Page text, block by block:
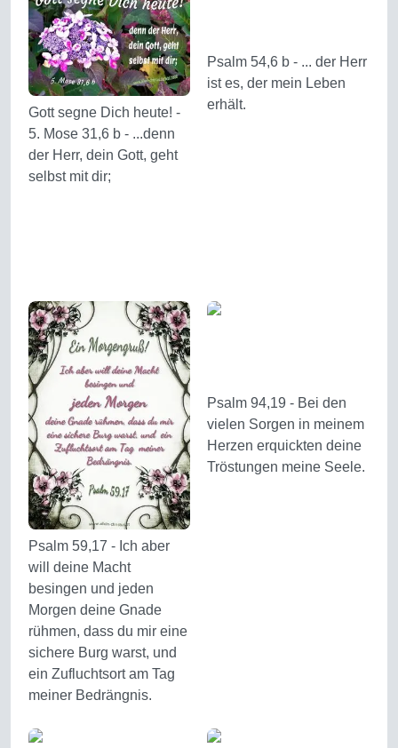
Gott segne Dich heute! -
5. Mose 31,6 b - ...denn
der Herr, dein Gott, geht
selbst mit dir;
Psalm 54,6 b - ... der Herr
ist es, der mein Leben
erhält.
Psalm 59,17 - Ich aber
will deine Macht
besingen und jeden
Morgen deine Gnade
rühmen, dass du mir eine
sichere Burg warst, und
ein Zufluchtsort am Tag
meiner Bedrängnis.
Psalm 94,19 - Bei den
vielen Sorgen in meinem
Herzen erquickten deine
Tröstungen meine Seele.